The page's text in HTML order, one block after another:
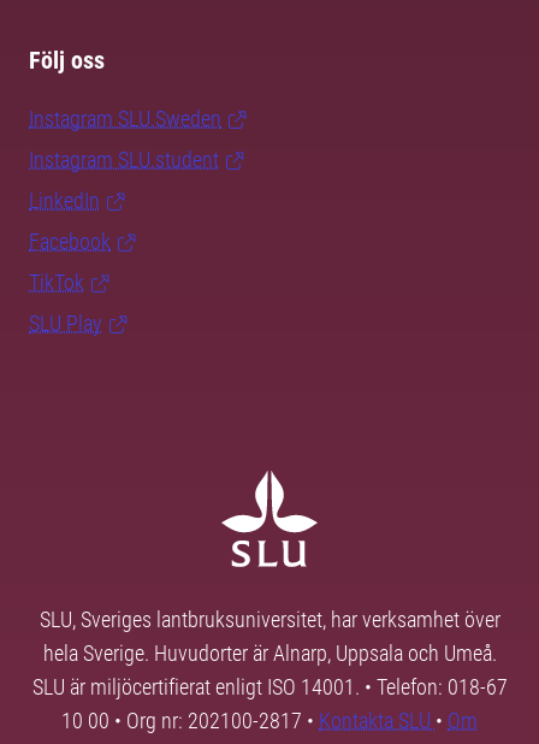
Följ oss
Instagram SLU.Sweden
Instagram SLU.student
LinkedIn
Facebook
TikTok
SLU Play
SLU, Sveriges lantbruksuniversitet, har verksamhet över
hela Sverige. Huvudorter är Alnarp, Uppsala och Umeå.
SLU är miljöcertifierat enligt ISO 14001. • Telefon: 018-67
10 00 • Org nr: 202100-2817 • Kontakta SLU • Om